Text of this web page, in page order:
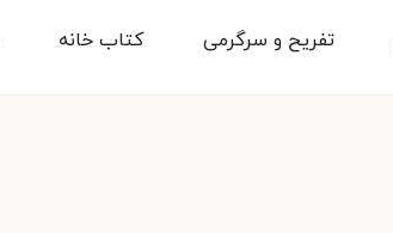
کتاب خانه تفریح و سرگرمی